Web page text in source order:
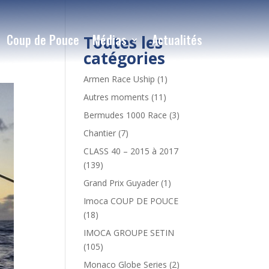
Coup de Pouce Médias Actualités
Toutes les
catégories
Armen Race Uship (1)
Autres moments (11)
Bermudes 1000 Race (3)
Chantier (7)
CLASS 40 – 2015 à 2017
(139)
Grand Prix Guyader (1)
Imoca COUP DE POUCE
(18)
IMOCA GROUPE SETIN
(105)
Monaco Globe Series (2)